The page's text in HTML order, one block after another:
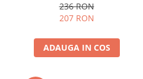
236 RON
207 RON
ADAUGA IN COS